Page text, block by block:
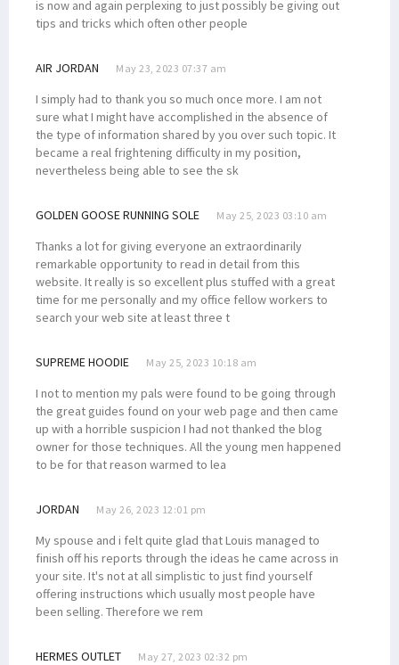
is now and again perplexing to just possibly be giving out
tips and tricks which often other people
AIR JORDAN May 23, 2023 07:37 am
I simply had to thank you so much once more. I am not
sure what I might have accomplished in the absence of
the type of information shared by you over such topic. It
became a real frightening difficulty in my position,
nevertheless being able to see the sk
GOLDEN GOOSE RUNNING SOLE May 25, 2023 03:10 am
Thanks a lot for giving everyone an extraordinarily
remarkable opportunity to read in detail from this
website. It really is so excellent plus stuffed with a great
time for me personally and my office fellow workers to
search your web site at least three t
SUPREME HOODIE May 25, 2023 10:18 am
I not to mention my pals were found to be going through
the great guides found on your web page and then came
up with a horrible suspicion I had not thanked the blog
owner for those techniques. All the young men happened
to be for that reason warmed to lea
JORDAN May 26, 2023 12:01 pm
My spouse and i felt quite glad that Louis managed to
finish off his reports through the ideas he came across in
your site. It's not at all simplistic to just find yourself
offering instructions which usually most people have
been selling. Therefore we rem
HERMES OUTLET May 27, 2023 02:32 pm